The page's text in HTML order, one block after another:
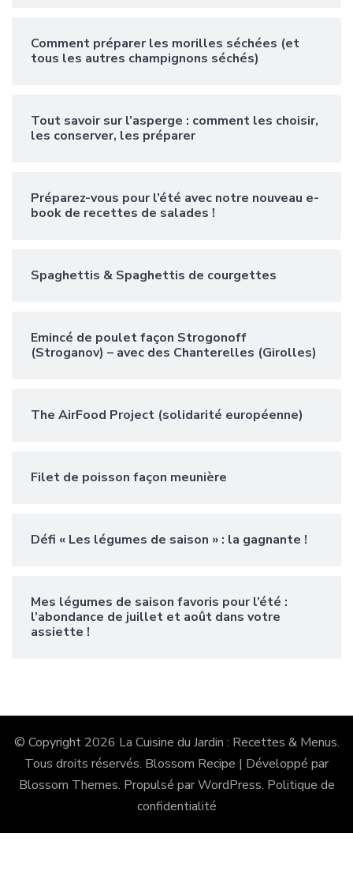
Comment préparer les morilles séchées (et
tous les autres champignons séchés)
Tout savoir sur l’asperge : comment les choisir,
les conserver, les préparer
Préparez-vous pour l’été avec notre nouveau e-
book de recettes de salades !
Spaghettis & Spaghettis de courgettes
Emincé de poulet façon Strogonoff
(Stroganov) – avec des Chanterelles (Girolles)
The AirFood Project (solidarité européenne)
Filet de poisson façon meunière
Défi « Les légumes de saison » : la gagnante !
Mes légumes de saison favoris pour l’été :
l’abondance de juillet et août dans votre
assiette !
© Copyright 2026 La Cuisine du Jardin : Recettes & Menus.
Tous droits réservés. Blossom Recipe | Développé par
Blossom Themes. Propulsé parWordPress. Politique de
confidentialité